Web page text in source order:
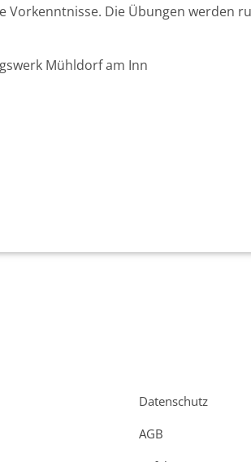
Vorkenntnisse. Die Übungen werden
Mühldorf am Inn
Datenschutz
AGB